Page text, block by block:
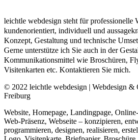
leichtle webdesign steht für professionelle
kundenorientiert, individuell und
Konzept, Gestaltung und technische
Gerne unterstütze ich Sie auch in der
Kommunikationsmittel wie Broschüren,
Visitenkarten etc. Kontaktieren Sie mich.
© 2022 leichtle webdesign | Webdesign &
Freiburg
Website, Homepage, Landingpage,
Web-Präsenz, Webseite – konzipieren,
programmieren, designen, realisieren,